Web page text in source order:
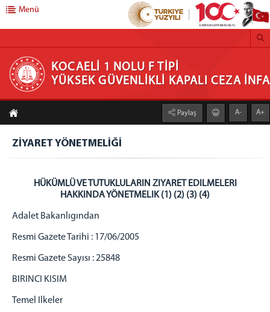
KOCAELİ 1 NOLU F TİPİ YÜKSEK GÜVENLİKLİ
KAPALI CEZA İNFAZ KURUMU
ANASAYFA
KURUMUMUZ
HAKKINDA
PSİKO SOSYAL SERVİS
SAĞLIK SERVİSİ
EĞİTİM BİRİMİ
ZİYARET YÖNETMELİĞİ
ZİYARET KURALLARI
Menü
KOCAELİ 1 NOLU F TİPİ
YÜKSEK GÜVENLİKLİ KAPALI CEZA
Paylaş A- A+
ZİYARET YÖNETMELİĞİ
HÜKÜMLÜ VE TUTUKLULARIN ZIYARET EDILMELERI
HAKKINDA YÖNETMELIK (1) (2) (3) (4)
Adalet Bakanlıgından
Resmi Gazete Tarihi : 17/06/2005
Resmi Gazete Sayısı : 25848
BIRINCI KISIM
Temel Ilkeler